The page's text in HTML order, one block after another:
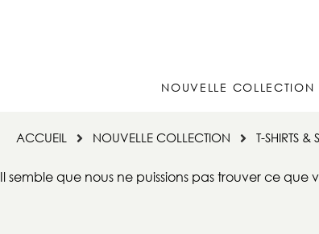
NOUVELLE COLLECTION
ACCUEIL NOUVELLE COLLECTION T-SHIRTS &
Il semble que nous ne puissions pas trouver ce que